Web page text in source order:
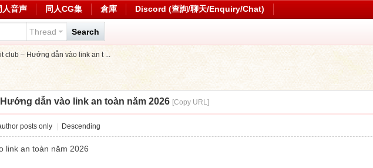
人音声 同人CG集 倉庫 Discord (查詢/聊天/Enquiry/Chat)
Thread Search
club – Hướng dẫn vào link an t ...
dẫn vào link an toàn năm 2026 [Copy URL]
posts only Descending
link an toàn năm 2026